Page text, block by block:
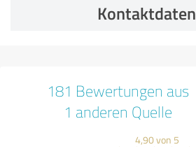
Kontaktdaten
181 Bewertungen aus
1 anderen Quelle
4,90 von 5